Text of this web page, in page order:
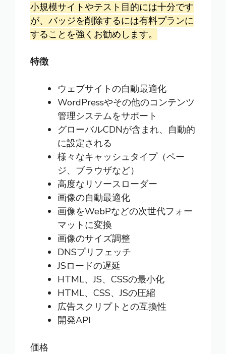
小規模サイトやテスト目的には十分です
が、バッジを削除するには有料プランに
することを強くお勧めします。
特徴
ウェブサイトの自動最適化
WordPressやその他のコンテンツ
管理システムをサポート
グローバルCDNが含まれ、自動的
に設定される
様々なキャッシュタイプ（ペー
ジ、ブラウザなど）
高度なリソースローダー
画像の自動最適化
画像をWebPなどの次世代フォー
マットに変換
画像のサイズ調整
DNSプリフェッチ
JSロードの遅延
HTML、JS、CSSの最小化
HTML、CSS、JSの圧縮
広告スクリプトとの互換性
開発API
価格